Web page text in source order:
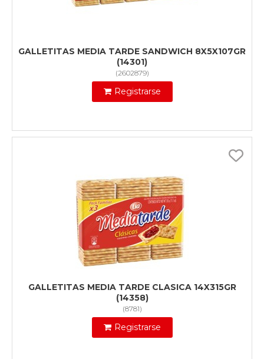
GALLETITAS MEDIA TARDE SANDWICH 8X5X107GR
(14301)
(2602879)
Registrarse
GALLETITAS MEDIA TARDE CLASICA 14X315GR
(14358)
(8781)
Registrarse